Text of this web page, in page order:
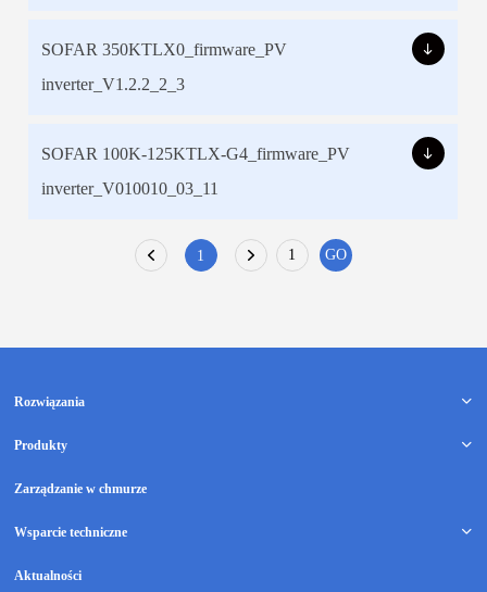
Rozwiązania
Produkty
Zarządzanie w chmurze
Wsparcie techniczne
Aktualności